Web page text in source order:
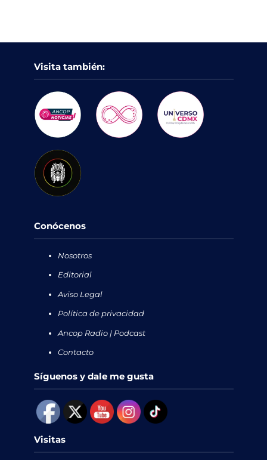
Visita también:
Conócenos
Nosotros
Editorial
Aviso Legal
Política de privacidad
Ancop Radio | Podcast
Contacto
Síguenos y dale me gusta
Visitas